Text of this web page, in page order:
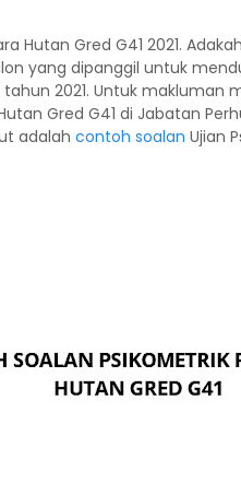
Hutan Gred G41 2021.
yang dipanggil untuk
2021. Untuk makluman
Gred G41 di Jabatan
adalah contoh soalan Ujian